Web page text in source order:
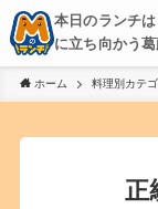
本日のランチ
に立ち向かう
京都・神戸を
き、飲み歩きを
ホーム 料理別カテ
正